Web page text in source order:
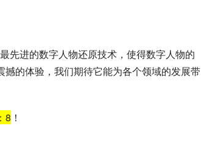
先进的数字人物还原技术，使得数字人物的
的体验，我们期待它能为各个领域的发展带
8 ！